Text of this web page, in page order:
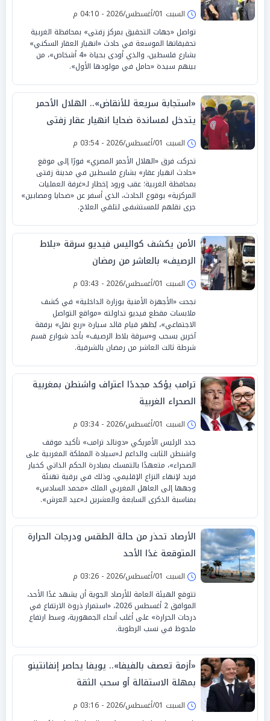
السبت 01/أغسطس/2026 - 04:10 م
تواصل «جهات التحقيق بمركز زفتى» بمحافظة الغربية
تحقيقاتها الموسعة في حادث «انهيار العقار السكني»
بشارع فلسطين، والذي أودى بحياة «4 أشخاص»، من
بينهم سيدة «حامل في مولودها الأول».
«استجابة سريعة للأنقاض».. الهلال الأحمر
يتدخل لمساندة ضحايا انهيار عقار زفتى
السبت 01/أغسطس/2026 - 03:54 م
تحركت فرق «الهلال الأحمر المصري» فورًا إلى موقع
«حادث انهيار عقار» بشارع فلسطين في مدينة زفتى
بمحافظة الغربية؛ عقب ورود إخطار لـ«غرفة العمليات
المركزية» بوقوع الحادث، الذي أسفر عن «ضحايا ومصابين»
جرى نقلهم للمستشفى لتلقي العلاج.
الأمن يكشف كواليس فيديو سرقة «بلاط
الرصيف» بالعاشر من رمضان
السبت 01/أغسطس/2026 - 03:43 م
نجحت «الأجهزة الأمنية بوزارة الداخلية» في كشف
ملابسات مقطع فيديو تداولته «مواقع التواصل
الاجتماعي»، يُظهر قيام قائد سيارة «ربع نقل» برفقة
آخرين بسحب و«سرقة بلاط الرصيف» بأحد شوارع قسم
شرطة ثالث العاشر من رمضان بالشرقية.
ترامب يؤكد مجددًا اعتراف واشنطن بمغربية
الصحراء الغربية
السبت 01/أغسطس/2026 - 03:34 م
جدد الرئيس الأمريكي «دونالد ترامب» تأكيد موقف
واشنطن الثابت والداعم لـ«سيادة المملكة المغربية على
الصحراء»، متعهدًا بالتمسك بمبادرة الحكم الذاتي كخيار
فريد لإنهاء النزاع الإقليمي، وذلك في برقية تهنئة
وجهها إلى العاهل المغربي الملك «محمد السادس»
بمناسبة الذكرى السابعة والعشرين لـ«عيد العرش».
الأرصاد تحذر من حالة الطقس ودرجات الحرارة
المتوقعة غدًا الأحد
السبت 01/أغسطس/2026 - 03:26 م
تتوقع الهيئة العامة للأرصاد الجوية أن يشهد غدًا الأحد،
الموافق 2 أغسطس 2026، «استمرار ذروة الارتفاع في
درجات الحرارة» على أغلب أنحاء الجمهورية، وسط ارتفاع
ملحوظ في نسب الرطوبة.
«أزمة تعصف بالفيفا».. يويفا يحاصر إنفانتينو
بمهلة الاستقالة أو سحب الثقة
السبت 01/أغسطس/2026 - 03:16 م